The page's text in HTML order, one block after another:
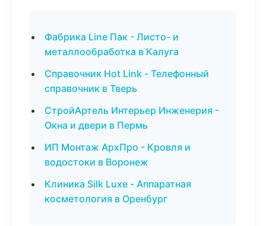
Фабрика Line Пак - Листо- и
металлообработка в Калуга
Справочник Hot Link - Телефонный
справочник в Тверь
СтройАртель Интерьер Инженерия -
Окна и двери в Пермь
ИП Монтаж АрхПро - Кровля и
водостоки в Воронеж
Клиника Silk Luxe - Аппаратная
косметология в Оренбург